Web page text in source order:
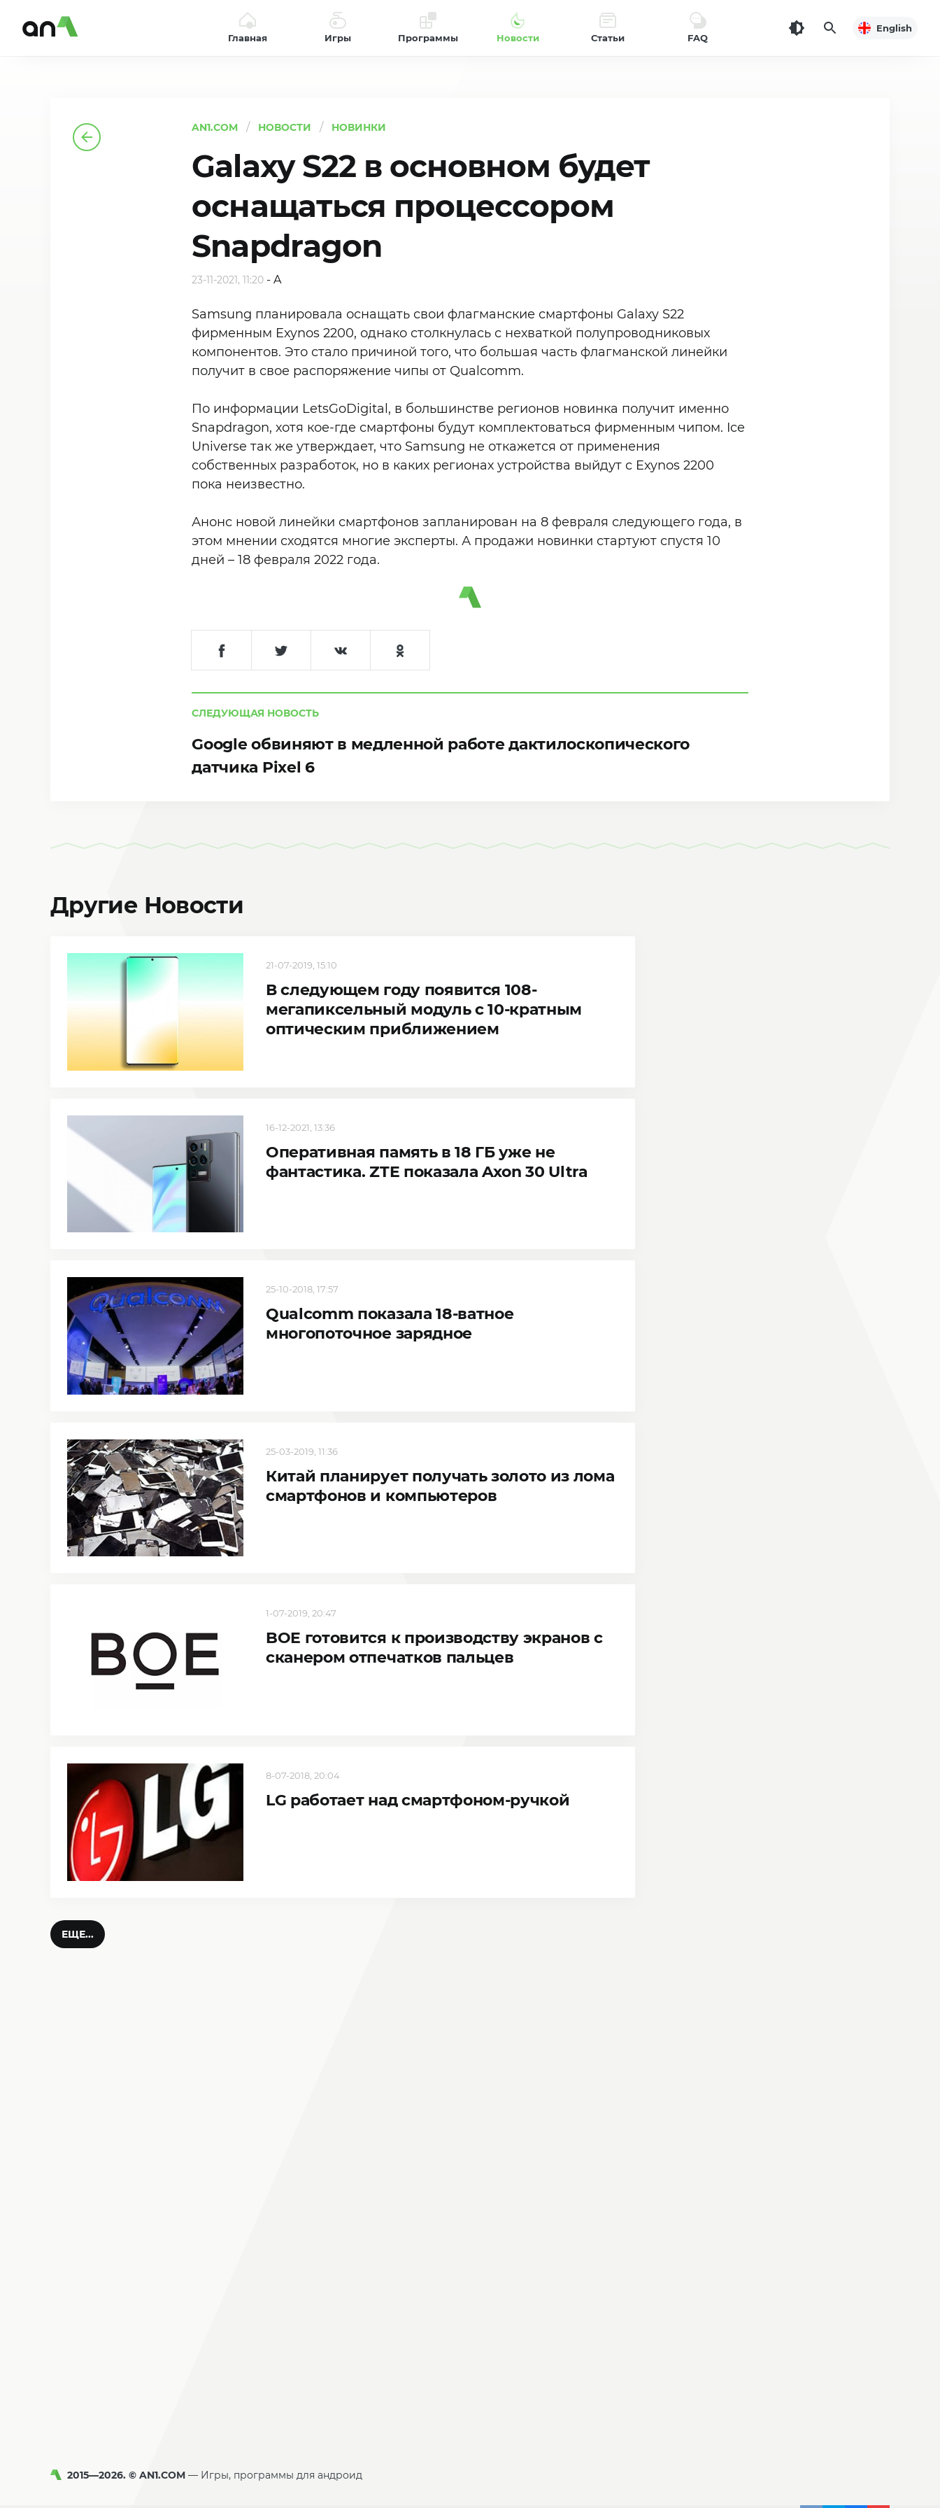
Главная Игры Программы Новости Статьи FAQ
English
AN1.COM НОВОСТИ НОВИНКИ
Galaxy S22 в основном будет
оснащаться процессором
Snapdragon
23-11-2021, 11:20 -A
Samsung планировала оснащать свои флагманские смартфоны Galaxy S22
фирменным Exynos 2200, однако столкнулась с нехваткой полупроводниковых
компонентов. Это стало причиной того, что большая часть флагманской линейки
получит в свое распоряжение чипы от Qualcomm.
По информации LetsGoDigital, в большинстве регионов новинка получит именно
Snapdragon, хотя кое-где смартфоны будут комплектоваться фирменным чипом. Ice
Universe так же утверждает, что Samsung не откажется от применения
собственных разработок, но в каких регионах устройства выйдут с Exynos 2200
пока неизвестно.
Анонс новой линейки смартфонов запланирован на 8 февраля следующего года, в
этом мнении сходятся многие эксперты. А продажи новинки стартуют спустя 10
дней – 18 февраля 2022 года.
СЛЕДУЮЩАЯ НОВОСТЬ
Google обвиняют в медленной работе дактилоскопического
датчика Pixel 6
Другие Новости
21-07-2019, 15:10
В следующем году появится 108-
мегапиксельный модуль с 10-кратным
оптическим приближением
16-12-2021, 13:36
Оперативная память в 18 ГБ уже не
фантастика. ZTE показала Axon 30 Ultra
25-10-2018, 17:57
Qualcomm показала 18-ватное
многопоточное зарядное
25-03-2019, 11:36
Китай планирует получать золото из лома
смартфонов и компьютеров
1-07-2019, 20:47
BOE готовится к производству экранов с
сканером отпечатков пальцев
8-07-2018, 20:04
LG работает над смартфоном-ручкой
ЕЩЕ...
2015—2026. © AN1.COM Игры, программы для андроид